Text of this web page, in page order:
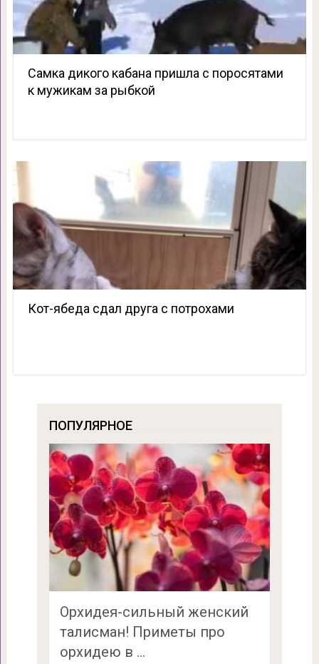
Самка дикого кабана пришла с поросятами
к мужикам за рыбкой
Кот-ябеда сдал друга с потрохами
ПОПУЛЯРНОЕ
Орхидея-сильный женский
талисман! Приметы про
орхидею в …